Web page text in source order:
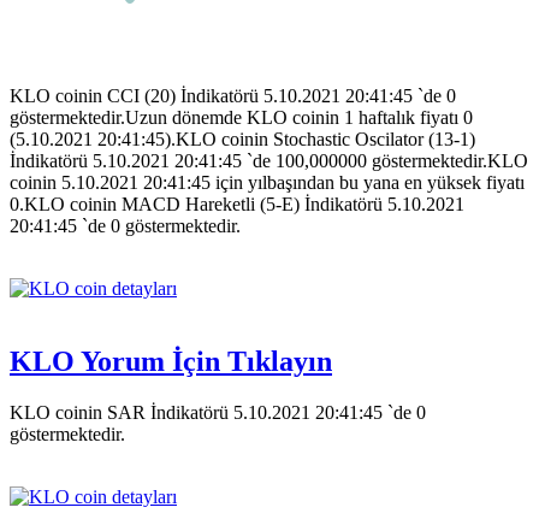
KLO coinin CCI (20) İndikatörü 5.10.2021 20:41:45 `de 0
göstermektedir.Uzun dönemde KLO coinin 1 haftalık fiyatı 0
(5.10.2021 20:41:45).KLO coinin Stochastic Oscilator (13-1)
İndikatörü 5.10.2021 20:41:45 `de 100,000000 göstermektedir.KLO
coinin 5.10.2021 20:41:45 için yılbaşından bu yana en yüksek fiyatı
0.KLO coinin MACD Hareketli (5-E) İndikatörü 5.10.2021
20:41:45 `de 0 göstermektedir.
KLO Yorum İçin Tıklayın
KLO coinin SAR İndikatörü 5.10.2021 20:41:45 `de 0
göstermektedir.